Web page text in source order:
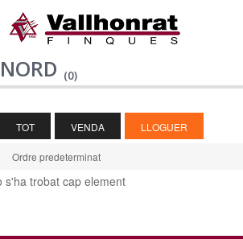
NORD (0)
TOT VENDA LLOGUER
Ordre predeterminat
s'ha trobat cap element